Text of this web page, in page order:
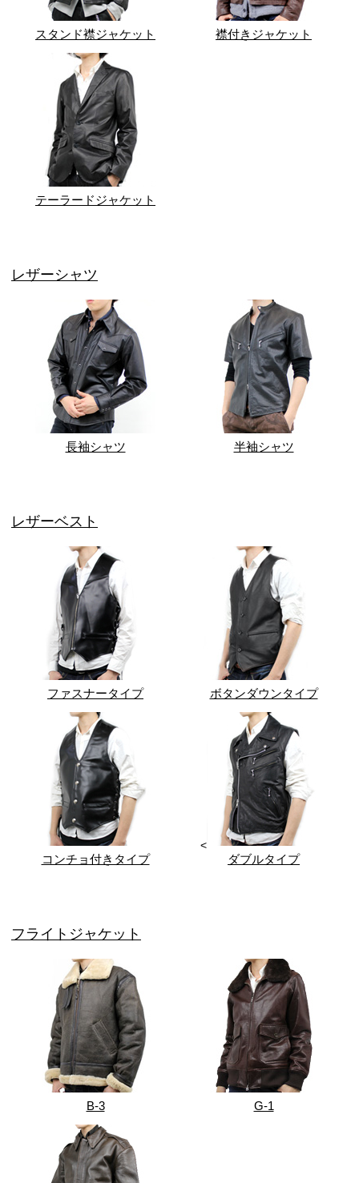
スタンド襟ジャケット 襟付きジャケット
テーラードジャケット
レザーシャツ
長袖シャツ 半袖シャツ
レザーベスト
ファスナータイプ ボタンダウンタイプ
コンチョ付きタイプ
<
ダブルタイプ
フライトジャケット
B-3 G-1